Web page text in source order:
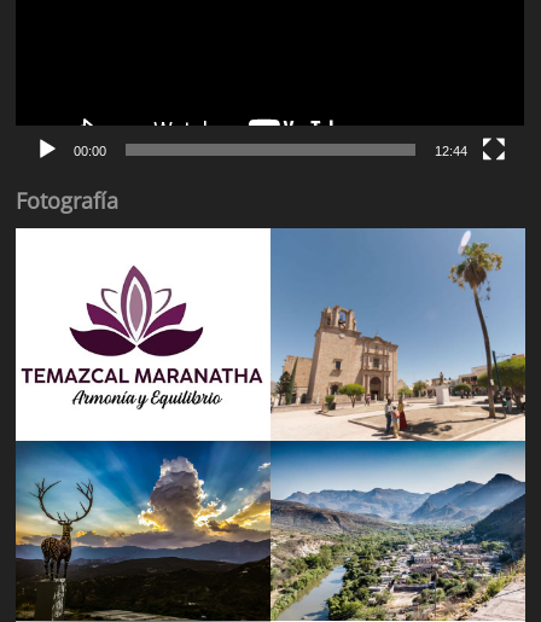
00:00 12:44
Fotografía